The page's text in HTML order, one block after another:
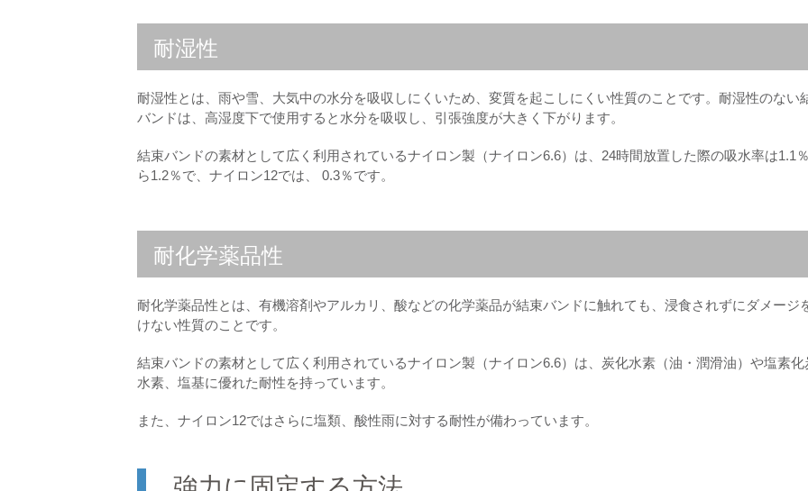
耐湿性
耐湿性とは、雨や雪、大気中の水分を吸収しにくいため、変質を起こしにくい性質のことです。耐湿性のない
バンドは、高湿度下で使用すると水分を吸収し、引張強度が大きく下がります。
結束バンドの素材として広く利用されているナイロン製（ナイロン6.6）は、24時間放置した際の吸水率は1.1
ら1.2％で、ナイロン12では、 0.3％です。
耐化学薬品性
耐化学薬品性とは、有機溶剤やアルカリ、酸などの化学薬品が結束バンドに触れても、浸食されずにダメージ
けない性質のことです。
結束バンドの素材として広く利用されているナイロン製（ナイロン6.6）は、炭化水素（油・潤滑油）や塩素化
水素、塩基に優れた耐性を持っています。
また、ナイロン12ではさらに塩類、酸性雨に対する耐性が備わっています。